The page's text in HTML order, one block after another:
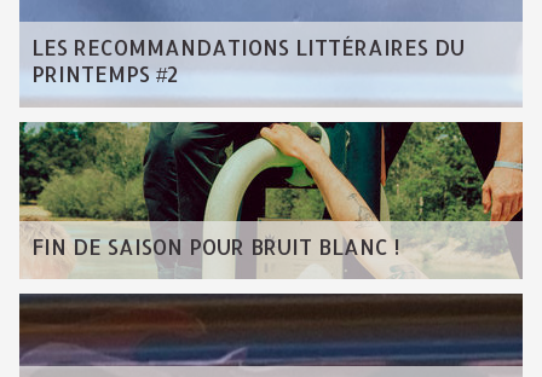
LES RECOMMANDATIONS LITTÉRAIRES DU
PRINTEMPS #2
FIN DE SAISON POUR BRUIT BLANC !